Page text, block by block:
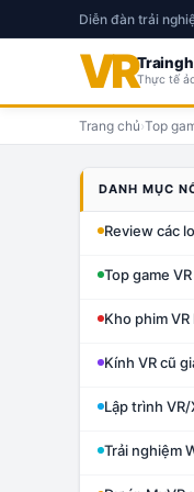
Diễn đàn trải
VRThực tế
Trang chủ›Top
DANH MỤC
Review các
Top game
Kho phim
Kính VR cũ
Lập trình VR/
Trải nghiệm